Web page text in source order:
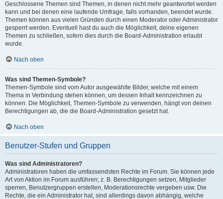
Geschlossene Themen sind Themen, in denen nicht mehr geantwortet werden
kann und bei denen eine laufende Umfrage, falls vorhanden, beendet wurde.
Themen können aus vielen Gründen durch einen Moderator oder Administrator
gesperrt werden. Eventuell hast du auch die Möglichkeit, deine eigenen
Themen zu schließen, sofern dies durch die Board-Administration erlaubt
wurde.
Nach oben
Was sind Themen-Symbole?
Themen-Symbole sind vom Autor ausgewählte Bilder, welche mit einem
Thema in Verbindung stehen können, um dessen Inhalt kennzeichnen zu
können. Die Möglichkeit, Themen-Symbole zu verwenden, hängt von deinen
Berechtigungen ab, die die Board-Administration gesetzt hat.
Nach oben
Benutzer-Stufen und Gruppen
Was sind Administratoren?
Administratoren haben die umfassendsten Rechte im Forum. Sie können jede
Art von Aktion im Forum ausführen; z. B. Berechtigungen setzen, Mitglieder
sperren, Benutzergruppen erstellen, Moderationsrechte vergeben usw. Die
Rechte, die ein Administrator hat, sind allerdings davon abhängig, welche